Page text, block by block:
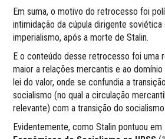
Em suma, o motivo do retrocesso foi
intimidação da cúpula dirigente soviética
imperialismo, após a morte de Stalin.
E o conteúdo desse retrocesso foi uma
maior a relações mercantis e ao
lei do valor, onde se confundia a
socialismo (no qual a circulação
relevante) com a transição do
Evidentemente, como Stalin pontuou em